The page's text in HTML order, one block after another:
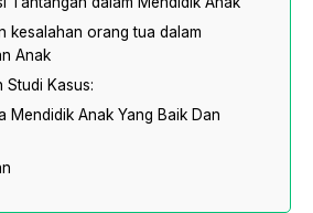
kesalahan orang tua dalam
Anak
Studi Kasus:
Mendidik Anak Yang Baik Dan